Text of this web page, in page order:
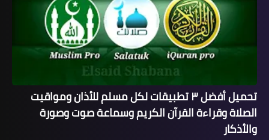
تحميل أفضل ٣ تطبيقات لكل مسلم للأذان ومواقيت
الصلاة وقراءة القرآن الكريم وسماعة صوت وصورة
والأذكار